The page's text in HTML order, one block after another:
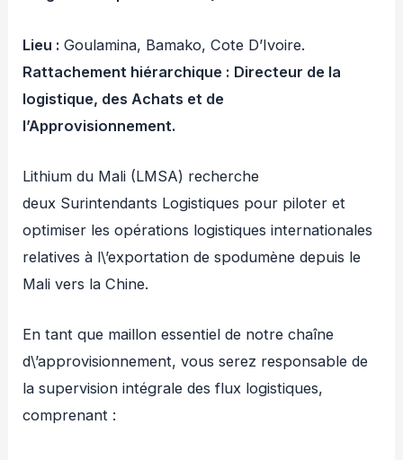
Lieu : Goulamina, Bamako, Cote D’Ivoire.
Rattachement hiérarchique : Directeur de la
logistique, des Achats et de
l’Approvisionnement.
Lithium du Mali (LMSA) recherche
deux Surintendants Logistiques pour piloter et
optimiser les opérations logistiques internationales
relatives à l\’exportation de spodumène depuis le
Mali vers la Chine.
En tant que maillon essentiel de notre chaîne
d\’approvisionnement, vous serez responsable de
la supervision intégrale des flux logistiques,
comprenant :